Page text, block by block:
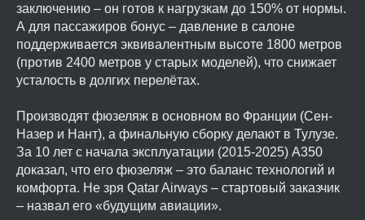
заключению – он готов к нагрузкам до 150% от нормы.
А для пассажиров бонус – давление в салоне
поддерживается эквивалентным высоте 1800 метров
(против 2400 метров у старых моделей), что снижает
усталость в долгих перелётах.
Производят фюзеляж в основном во Франции (Сен-
Назер и Нант), а финальную сборку делают в Тулузе.
За 10 лет с начала эксплуатации (2015-2025) A350
доказал, что его фюзеляж – это баланс технологий и
комфорта. Не зря Qatar Airways – стартовый заказчик
– назвал его «будущим авиации».